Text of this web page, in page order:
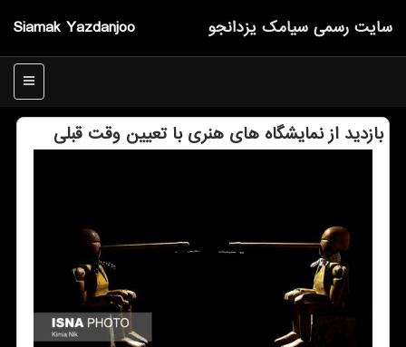
Siamak Yazdanjoo سایت رسمی سیامك یزدانجو
منو
بازدید از نمایشگاه های هنری با تعیین وقت قبلی